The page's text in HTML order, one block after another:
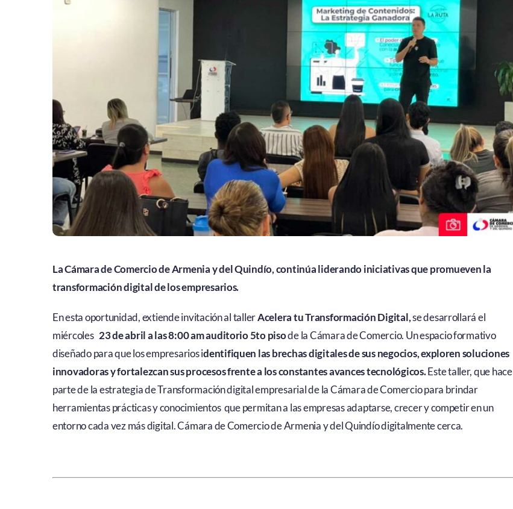
La Cámara de Comercio de Armenia y del Quindío, continúa liderando iniciativas que promueven la
transformación digital de los empresarios.
En esta oportunidad, extiende invitación al tallerAcelera tu Transformación Digital,se desarrollará el
miércoles 23 de abril a las 8:00 am auditorio 5to pisode la Cámara de Comercio. Un espacio formativo
diseñado para que los empresarios identifiquen las brechas digitales de sus negocios, exploren soluciones
innovadoras y fortalezcan sus procesos frente a los constantes avances tecnológicos.Este taller, que hace
parte de la estrategia de Transformación digital empresarial de la Cámara de Comercio para brindar
herramientas prácticas y conocimientos que permitan a las empresas adaptarse, crecer y competir en un
entorno cada vez más digital. Cámara de Comercio de Armenia y del Quindío digitalmente cerca.